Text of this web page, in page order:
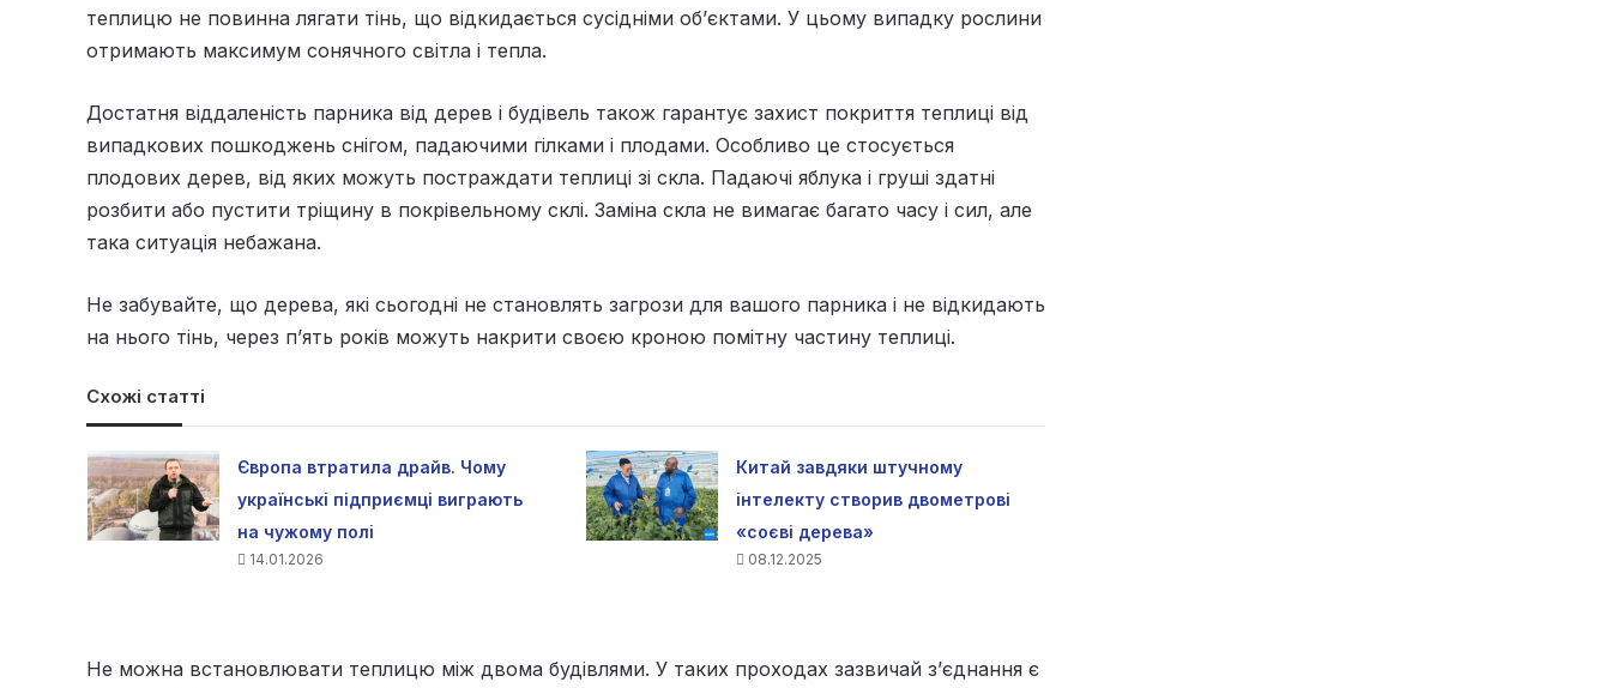
теплицю не повинна лягати тінь, що відкидається сусідніми об’єктами. У цьому випадку рослини
отримають максимум сонячного світла і тепла.
Достатня віддаленість парника від дерев і будівель також гарантує захист покриття теплиці від
випадкових пошкоджень снігом, падаючими гілками і плодами. Особливо це стосується
плодових дерев, від яких можуть постраждати теплиці зі скла. Падаючі яблука і груші здатні
розбити або пустити тріщину в покрівельному склі. Заміна скла не вимагає багато часу і сил, але
така ситуація небажана.
Не забувайте, що дерева, які сьогодні не становлять загрози для вашого парника і не відкидають
на нього тінь, через п’ять років можуть накрити своєю кроною помітну частину теплиці.
Схожі статті
Європа втратила драйв. Чому
українські підприємці виграють
на чужому полі
14.01.2026
Китай завдяки штучному
інтелекту створив двометрові
«соєві дерева»
08.12.2025
Не можна встановлювати теплицю між двома будівлями. У таких проходах зазвичай з’єднання є